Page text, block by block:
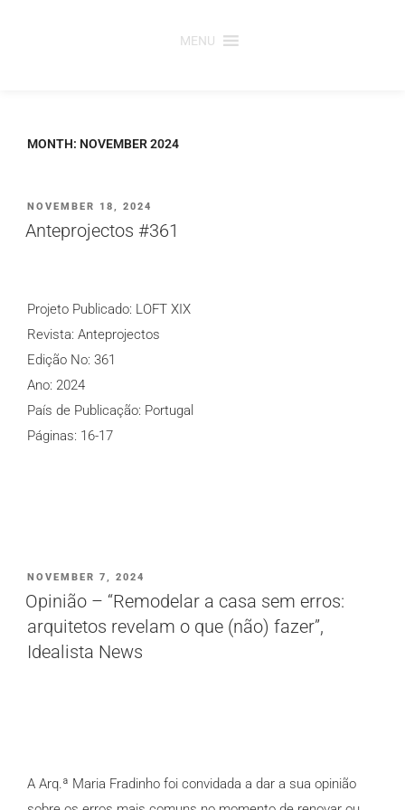
MENU
MONTH: NOVEMBER 2024
PUBLICADO
EM
NOVEMBER 18, 2024
Anteprojectos #361
Projeto Publicado: LOFT XIX
Revista: Anteprojectos
Edição No: 361
Ano: 2024
País de Publicação: Portugal
Páginas: 16-17
PUBLICADO
EM
NOVEMBER 7, 2024
Opinião – “Remodelar a casa sem erros:
arquitetos revelam o que (não) fazer”,
Idealista News
A Arq.ª Maria Fradinho foi convidada a dar a sua opinião